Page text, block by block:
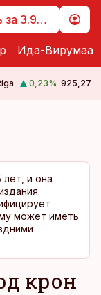
Подпишитесь за 3.99 €
Ида-Вирумаа
0,23% 925,27
и она
может иметь
крон